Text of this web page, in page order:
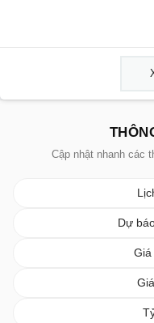
Cập nhật nhanh các
Dự
Giá